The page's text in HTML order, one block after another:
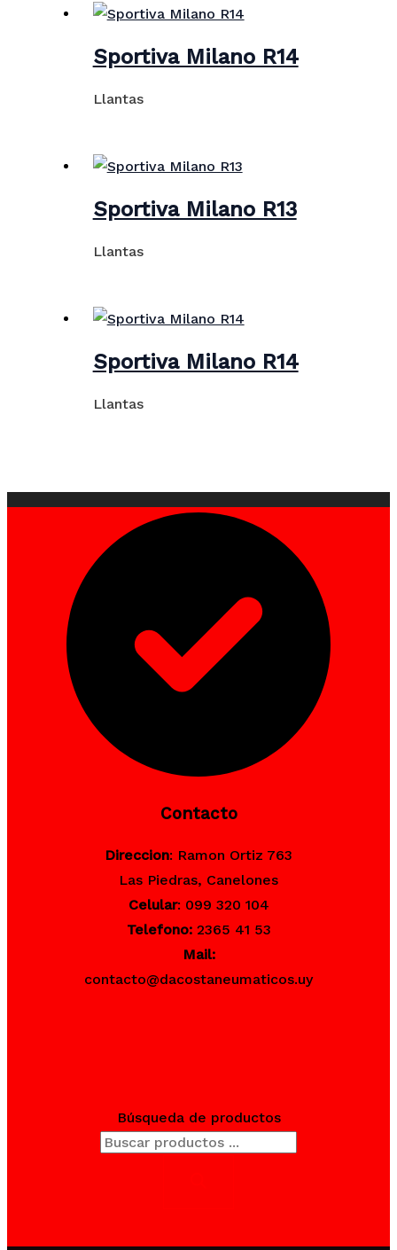
Sportiva Milano R14
Llantas
Sportiva Milano R13
Llantas
Sportiva Milano R14
Llantas
Contacto
Direccion: Ramon Ortiz 763
Las Piedras, Canelones
Celular: 099 320 104
Telefono:2365 41 53
Mail:
contacto@dacostaneumaticos.uy
Búsqueda de productos